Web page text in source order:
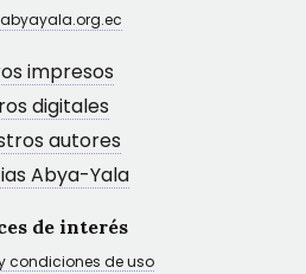
impresos
digitales
autores
Abya-Yala
de interés
condiciones de uso